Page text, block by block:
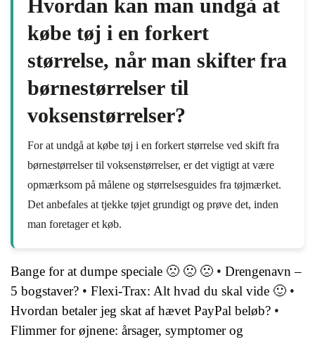
Hvordan kan man undgå at
købe tøj i en forkert
størrelse, når man skifter fra
børnestørrelser til
voksenstørrelser?
For at undgå at købe tøj i en forkert størrelse ved skift fra
børnestørrelser til voksenstørrelser, er det vigtigt at være
opmærksom på målene og størrelsesguides fra tøjmærket.
Det anbefales at tjekke tøjet grundigt og prøve det, inden
man foretager et køb.
Bange for at dumpe speciale 🙁 🙁 🙁 • Drengenavn –
5 bogstaver? • Flexi-Trax: Alt hvad du skal vide 🙂 •
Hvordan betaler jeg skat af hævet PayPal beløb? •
Flimmer for øjnene: årsager, symptomer og